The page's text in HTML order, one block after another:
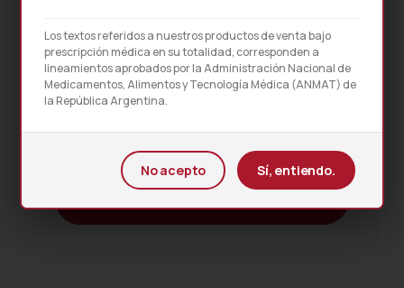
Los textos referidos a nuestros productos de venta bajo
prescripción médica en su totalidad, corresponden a
lineamientos aprobados por la Administración Nacional de
Medicamentos, Alimentos y Tecnología Médica (ANMAT) de
la República Argentina.
No acepto Sí, entiendo.